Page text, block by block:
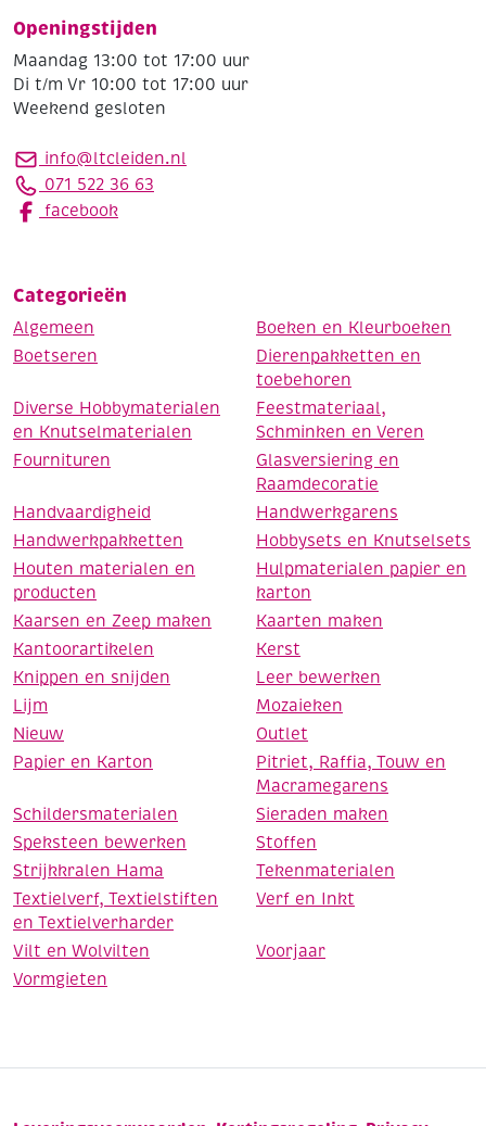
Openingstijden
Maandag 13:00 tot 17:00 uur
Di t/m Vr 10:00 tot 17:00 uur
Weekend gesloten
info@ltcleiden.nl
071 522 36 63
facebook
Categorieën
Algemeen
Boeken en Kleurboeken
Boetseren
Dierenpakketten en
toebehoren
Diverse Hobbymaterialen
en Knutselmaterialen
Feestmateriaal,
Schminken en Veren
Fournituren
Glasversiering en
Raamdecoratie
Handvaardigheid
Handwerkgarens
Handwerkpakketten
Hobbysets en Knutselsets
Houten materialen en
producten
Hulpmaterialen papier en
karton
Kaarsen en Zeep maken
Kaarten maken
Kantoorartikelen
Kerst
Knippen en snijden
Leer bewerken
Lijm
Mozaieken
Nieuw
Outlet
Papier en Karton
Pitriet, Raffia, Touw en
Macramegarens
Schildersmaterialen
Sieraden maken
Speksteen bewerken
Stoffen
Strijkkralen Hama
Tekenmaterialen
Textielverf, Textielstiften
en Textielverharder
Verf en Inkt
Vilt en Wolvilten
Voorjaar
Vormgieten